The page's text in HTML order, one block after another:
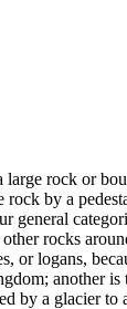
rock or
by a
rocks
or logans,
another
by a glacier